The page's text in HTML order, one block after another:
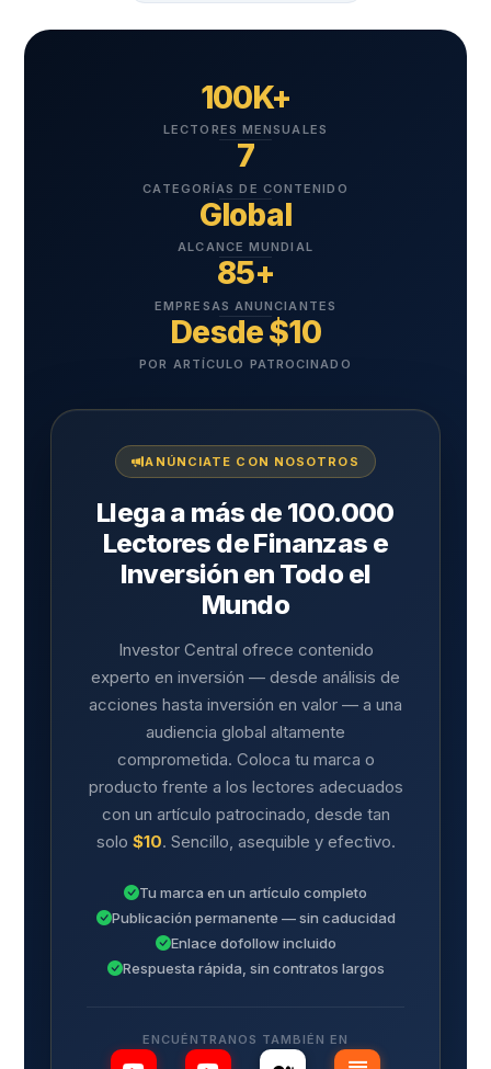
100K+
LECTORES MENSUALES
7
CATEGORÍAS DE CONTENIDO
Global
ALCANCE MUNDIAL
85+
EMPRESAS ANUNCIANTES
Desde $10
POR ARTÍCULO PATROCINADO
ANÚNCIATE CON NOSOTROS
Llega a más de 100.000
Lectores de Finanzas e
Inversión en Todo el
Mundo
Investor Central ofrece contenido
experto en inversión — desde análisis de
acciones hasta inversión en valor — a una
audiencia global altamente
comprometida. Coloca tu marca o
producto frente a los lectores adecuados
con un artículo patrocinado, desde tan
solo $10. Sencillo, asequible y efectivo.
Tu marca en un artículo completo
Publicación permanente — sin caducidad
Enlace dofollow incluido
Respuesta rápida, sin contratos largos
ENCUÉNTRANOS TAMBIÉN EN